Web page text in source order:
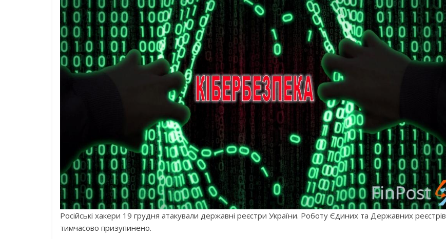
Російські хакери 19 грудня атакували державні реєстри України. Роботу Єдиних та Державних реєстрів
тимчасово призупинено.